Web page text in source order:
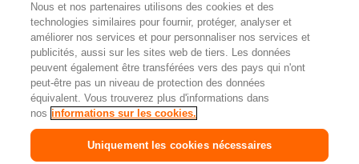
Restez en contact!
Facebook
http://twitter.com/migros
https://www.youtube.com/user/
PinterestInstagram
Paramètres des cookies
FR IT
Nous et nos partenaires utilisons des cookies et des
technologies similaires pour fournir, protéger, analyser et
améliorer nos services et pour personnaliser nos services et
publicités, aussi sur les sites web de tiers. Les données
peuvent également être transférées vers des pays qui n'ont
peut-être pas un niveau de protection des données
équivalent. Vous trouverez plus d'informations dans
nos informations sur les cookies.
Uniquement les cookies nécessaires